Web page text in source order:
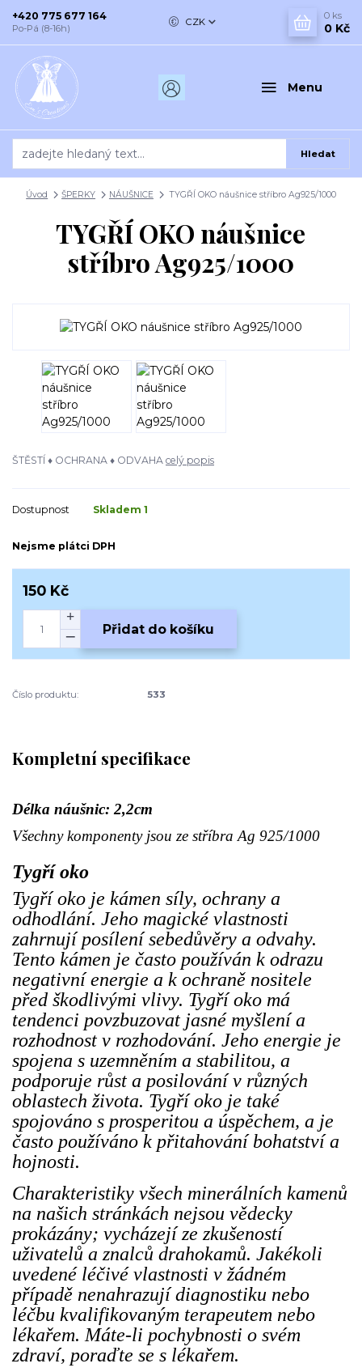
Menu
CZK
Hledat
+420 775 677 164
Po-Pá (8-16h)
0 ks
0 Kč
Úvod ŠPERKY NÁUŠNICE TYGŘÍ OKO náušnice stříbro Ag925/1000
TYGŘÍ OKO náušnice
stříbro Ag925/1000
ŠTĚSTÍ ♦ OCHRANA ♦ ODVAHA celý popis
Dostupnost Skladem 1
Nejsme plátci DPH
150 Kč
Přidat do košíku
Číslo produktu: 533
Kompletní specifikace
Délka náušnic: 2,2cm
Všechny komponenty jsou ze stříbra Ag 925/1000
Tygří oko
Tygří oko je kámen síly, ochrany a
odhodlání. Jeho magické vlastnosti
zahrnují posílení sebedůvěry a odvahy.
Tento kámen je často používán k odrazu
negativní energie a k ochraně nositele
před škodlivými vlivy. Tygří oko má
tendenci povzbuzovat jasné myšlení a
rozhodnost v rozhodování. Jeho energie je
spojena s uzemněním a stabilitou, a
podporuje růst a posilování v různých
oblastech života. Tygří oko je také
spojováno s prosperitou a úspěchem, a je
často používáno k přitahování bohatství a
hojnosti.
Charakteristiky všech minerálních kamenů
na našich stránkách nejsou vědecky
prokázány; vycházejí ze zkušeností
uživatelů a znalců drahokamů. Jakékoli
uvedené léčivé vlastnosti v žádném
případě nenahrazují diagnostiku nebo
léčbu kvalifikovaným terapeutem nebo
lékařem. Máte-li pochybnosti o svém
zdraví, poraďte se s lékařem.